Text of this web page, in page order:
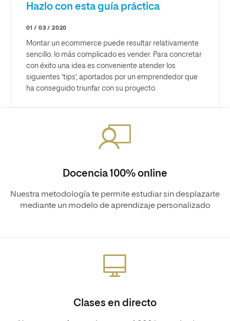
Hazlo con esta guía práctica
01 / 03 / 2020
Montar un ecommerce puede resultar relativamente
sencillo: lo más complicado es vender. Para concretar
con éxito una idea es conveniente atender los
siguientes 'tips', aportados por un emprendedor que
ha conseguido triunfar con su proyecto.
Docencia 100% online
Nuestra metodología te permite estudiar sin desplazarte
mediante un modelo de aprendizaje personalizado
Clases en directo